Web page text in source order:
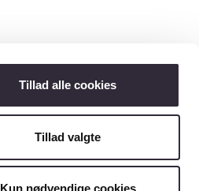
Tillad alle cookies
Tillad valgte
Kun nødvendige cookies